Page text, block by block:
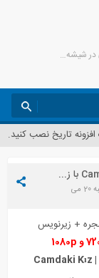
بایگانی‌های دانلود قسمت ۷ سریال دختری در شیشه - مبین دانلود
تاریخ نصب کنید.
تاریخ : پنج‌شنبه 20 می
+ زیرنویس
Camdaki Kız